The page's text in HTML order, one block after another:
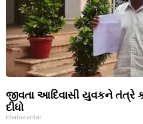
જીવતા આદિવાસી યુવકને તંત્રે
દીધો
khabarantar